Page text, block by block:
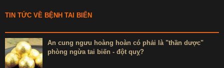
trạng cơ địa của mỗi người
-Đối tượng sử dụng viên đông trùng hạ thảo Hàn Quốc:
+ Người cao tuổi, người sức khỏe yếu
TIN TỨC VỀ BỆNH TAI BIẾN
An cung ngưu hoàng hoàn có phải là "thần dược"
phòng ngừa tai biến - đột quỵ?